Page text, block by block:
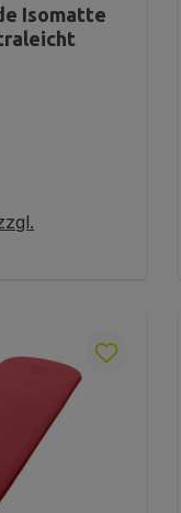
Isomatte